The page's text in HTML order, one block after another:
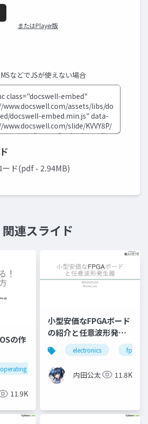
またはPlayer版
などでJSが使えない場合
ード(pdf - 2.94MB)
関連スライド
の作
operating system osdev_moku2
11.9K
小型安価なFPGAボード
の紹介と任意波形発生
器
electronics fpga
内田公太 11.8K